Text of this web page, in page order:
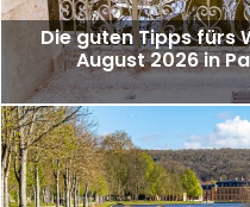
Die guten Tipps fürs
August 2026 in